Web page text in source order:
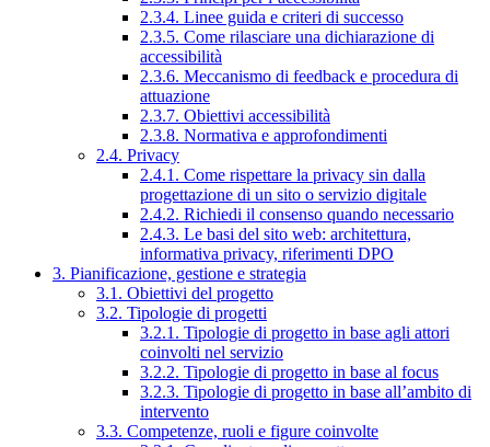
2.3.4. Linee guida e criteri di successo
2.3.5. Come rilasciare una dichiarazione di
accessibilità
2.3.6. Meccanismo di feedback e procedura di
attuazione
2.3.7. Obiettivi accessibilità
2.3.8. Normativa e approfondimenti
2.4. Privacy
2.4.1. Come rispettare la privacy sin dalla
progettazione di un sito o servizio digitale
2.4.2. Richiedi il consenso quando necessario
2.4.3. Le basi del sito web: architettura,
informativa privacy, riferimenti DPO
3. Pianificazione, gestione e strategia
3.1. Obiettivi del progetto
3.2. Tipologie di progetti
3.2.1. Tipologie di progetto in base agli attori
coinvolti nel servizio
3.2.2. Tipologie di progetto in base al focus
3.2.3. Tipologie di progetto in base all’ambito di
intervento
3.3. Competenze, ruoli e figure coinvolte